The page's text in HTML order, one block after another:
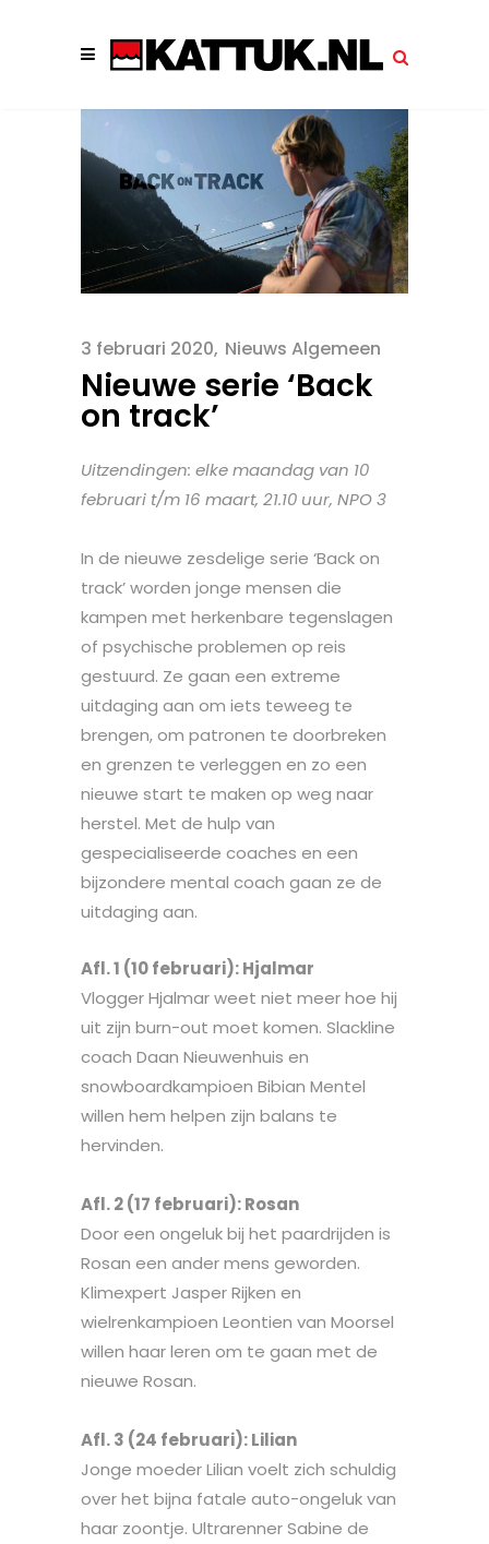
3 februari 2020 Nieuws Algemeen
Nieuwe serie ‘Back
on track’
Uitzendingen: elke maandag van 10
februari t/m 16 maart, 21.10 uur, NPO 3
In de nieuwe zesdelige serie ‘Back on
track’ worden jonge mensen die
kampen met herkenbare tegenslagen
of psychische problemen op reis
gestuurd. Ze gaan een extreme
uitdaging aan om iets teweeg te
brengen, om patronen te doorbreken
en grenzen te verleggen en zo een
nieuwe start te maken op weg naar
herstel. Met de hulp van
gespecialiseerde coaches en een
bijzondere mental coach gaan ze de
uitdaging aan.
Afl. 1 (10 februari): Hjalmar
Vlogger Hjalmar weet niet meer hoe hij
uit zijn burn-out moet komen. Slackline
coach Daan Nieuwenhuis en
snowboardkampioen Bibian Mentel
willen hem helpen zijn balans te
hervinden.
Afl. 2 (17 februari): Rosan
Door een ongeluk bij het paardrijden is
Rosan een ander mens geworden.
Klimexpert Jasper Rijken en
wielrenkampioen Leontien van Moorsel
willen haar leren om te gaan met de
nieuwe Rosan.
Afl. 3 (24 februari): Lilian
Jonge moeder Lilian voelt zich schuldig
over het bijna fatale auto-ongeluk van
haar zoontje. Ultrarenner Sabine de